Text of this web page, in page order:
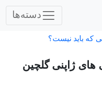
دسته‌ها
که باید نیست؟
های ژاپنی گلچین